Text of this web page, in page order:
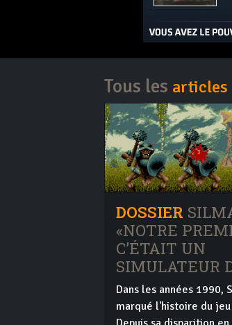
Tous les articles
DOSSIER
«NOTRE
C’ÉTAIT UN
SIMULATEUR
Dans les années 1990,
marqué l'histoire du